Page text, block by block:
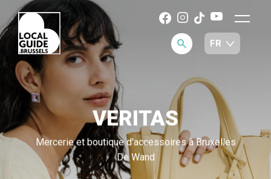
VERITAS
Mercerie et boutique d'accessoires à Bruxelles
De Wand